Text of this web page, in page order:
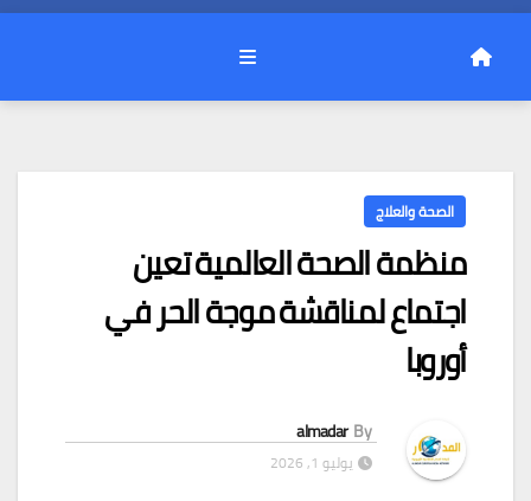
الصحة والعلاج
منظمة الصحة العالمية تعين
اجتماع لمناقشة موجة الحر في
أوروبا
By
almadar
يوليو 1, 2026